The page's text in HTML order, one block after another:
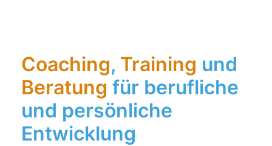
Coaching, Training und
Beratung für berufliche
und persönliche
Entwicklung